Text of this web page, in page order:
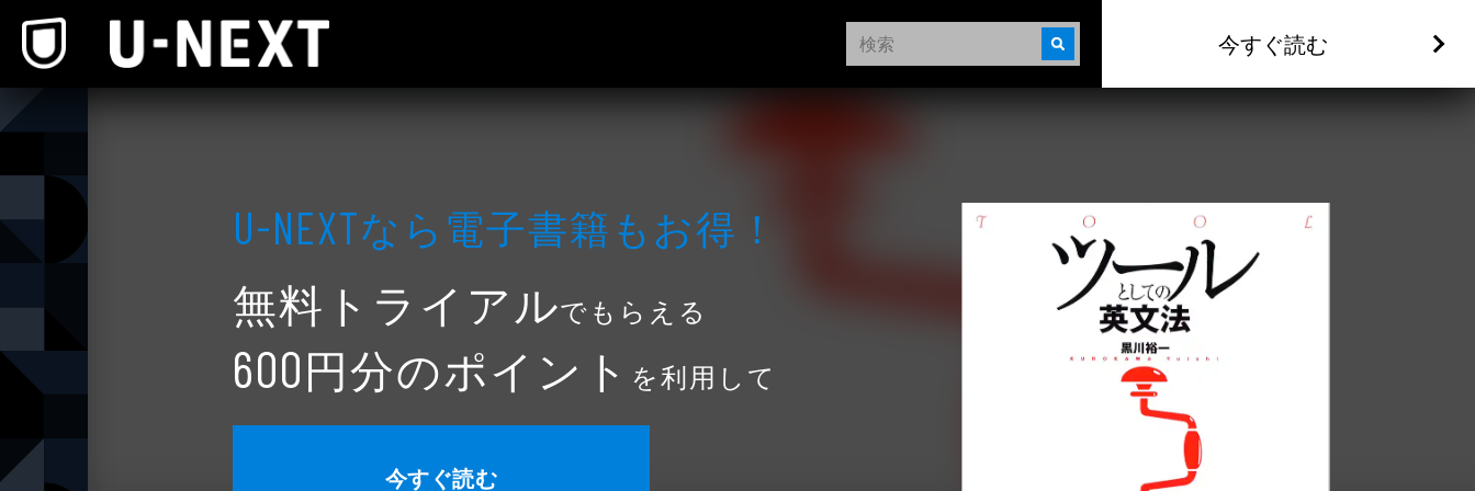
今すぐ読む
U-NEXTなら電⼦書籍もお得！
無料トライアルでもらえる
600円分のポイント を利用して
今すぐ読む